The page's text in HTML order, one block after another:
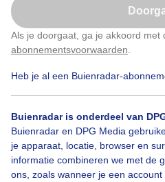
Als je doorgaat, ga je akkoord met
abonnementsvoorwaarden
Heb je al een Buienradar-
Buienradar is onderdeel van
Buienradar en DPG Media
je apparaat, locatie, browser en
informatie combineren we met de
ons, zoals wanneer je een
Bekijk slideshow
Klik hierom dit